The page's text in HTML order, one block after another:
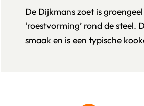
De Dijkmans zoet is
‘roestvorming’ rond de steel.
smaak en is een typische